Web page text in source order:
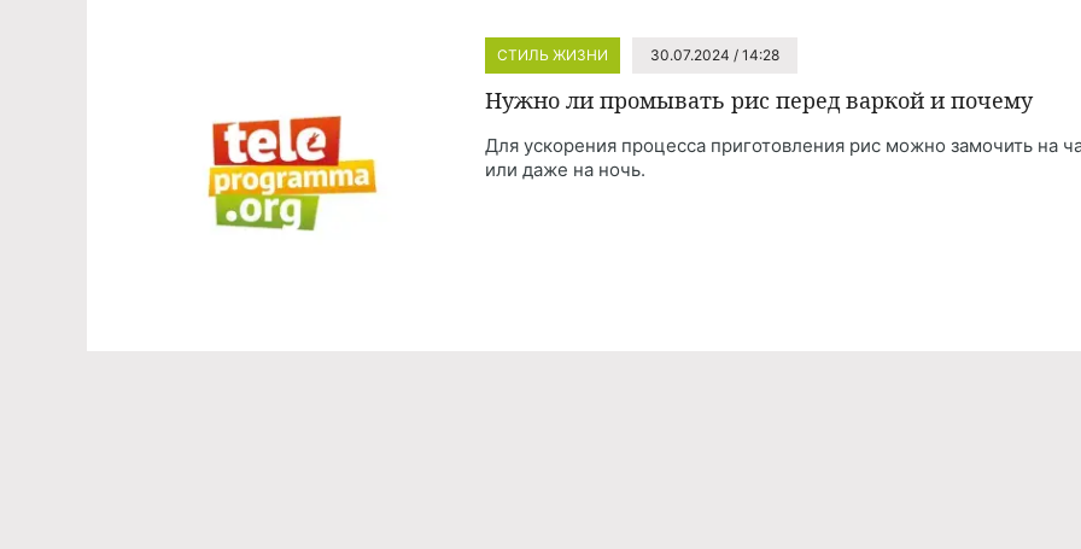
СТИЛЬ ЖИЗНИ 30.07.2024 / 14:28
Нужно ли промывать рис перед варкой и почему
Для ускорения процесса приготовления рис можно замочить на
или даже на ночь.